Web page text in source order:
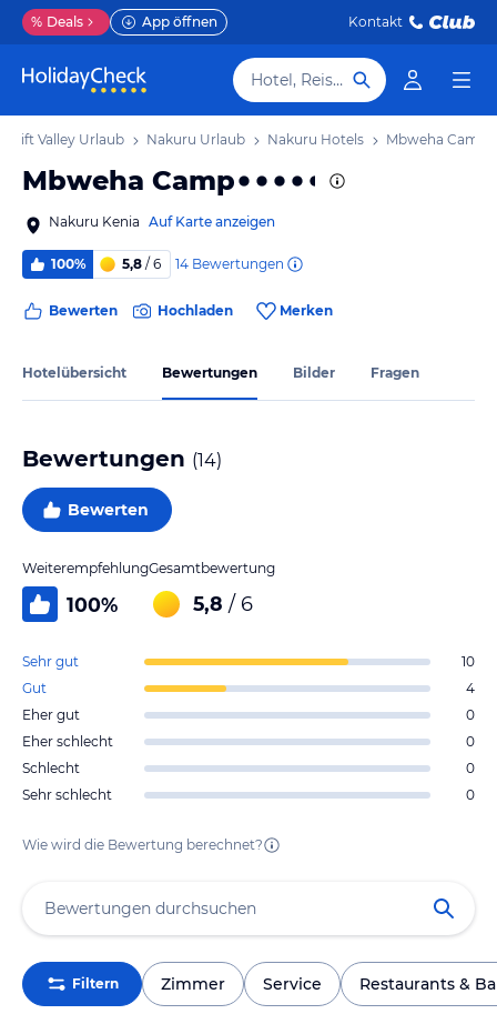
% Deals App öffnen Kontakt
Hotel, Reiseziel
Rift Valley Urlaub Nakuru Urlaub Nakuru Hotels Mbweha Camp
Mbweha Camp
Nakuru Kenia Auf Karte anzeigen
100% 5,8 / 6 14 Bewertungen
Bewerten Hochladen Merken
Hotelübersicht Bewertungen Bilder Fragen
Bewertungen (14)
Bewerten
Weiterempfehlung
100%
Gesamtbewertung
5,8 / 6
Sehr gut
10
Gut
4
Eher gut
0
Eher schlecht
0
Schlecht
0
Sehr schlecht
0
Wie wird die Bewertung berechnet?
Filtern Zimmer Service Restaurants &